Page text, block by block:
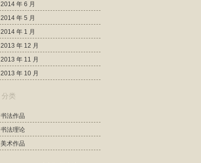
2014 年 6 月
2014 年 5 月
2014 年 1 月
2013 年 12 月
2013 年 11 月
2013 年 10 月
分类
书法作品
书法理论
美术作品